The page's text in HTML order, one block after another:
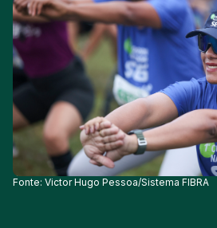
Fonte: Victor Hugo Pessoa/Sistema FIBRA